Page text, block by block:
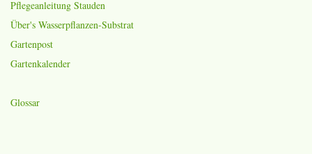
Pflegeanleitung Stauden
Über's Wasserpflanzen-Substrat
Gartenpost
Gartenkalender
Glossar